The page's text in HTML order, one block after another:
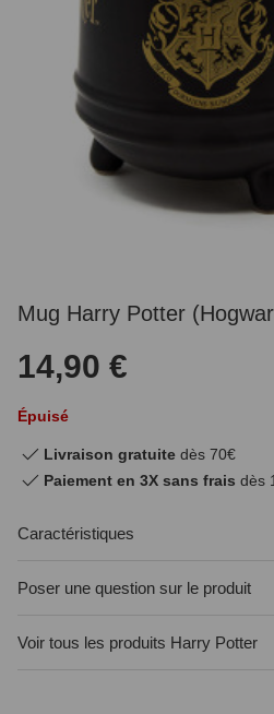
Mug Harry Potter
14,90 €
Épuisé
Livraison gratuite dès 70€
Paiement en 3X sans frais dès
Caractéristiques
Poser une question sur le produit
Voir tous les produits Harry Potter